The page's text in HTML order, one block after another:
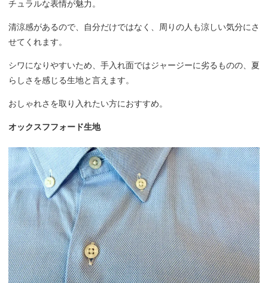
チュラルな表情が魅力。
清涼感があるので、自分だけではなく、周りの人も涼しい気分にさ
せてくれます。
シワになりやすいため、手入れ面ではジャージーに劣るものの、夏
らしさを感じる生地と言えます。
おしゃれさを取り入れたい方におすすめ。
オックスフフォード生地